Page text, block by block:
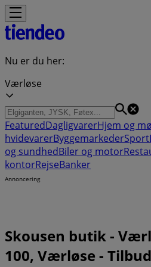
Nu er du her:
Værløse
FeaturedDagligvarerHjem og
hvidevarerByggemarkederSport
og sundhedBiler og motor
kontorRejseBanker
Annoncering
Skousen butik -
100, Værløse -